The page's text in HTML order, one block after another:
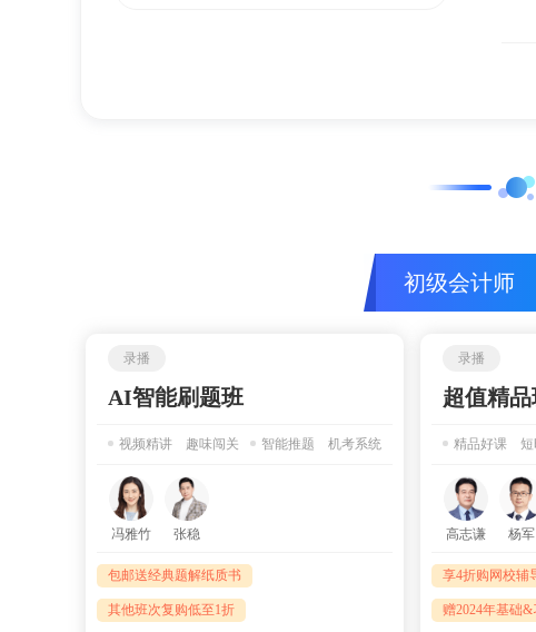
王
陈
应
初级会计师
AI智能刷题班
录播
视频精讲 趣味闯关 智能推题 机考系统
冯雅竹 张稳
包邮送经典题解纸质书
其他班次复购低至1折
超值精
录播
精品好课 短
高志谦 杨军
享4折购网校辅
赠2024年基础